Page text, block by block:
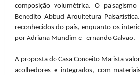
composição volumétrica. O
Benedito Abbud Arquitetura
reconhecidos do país, enquanto os
por Adriana Mundim e Fernando Galvão.
A proposta do Casa Conceito Marista
acolhedores e integrados, com